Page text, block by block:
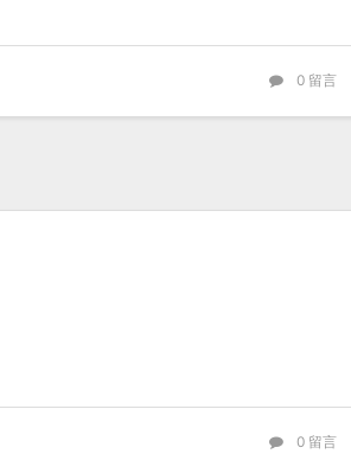
0留言
0留言